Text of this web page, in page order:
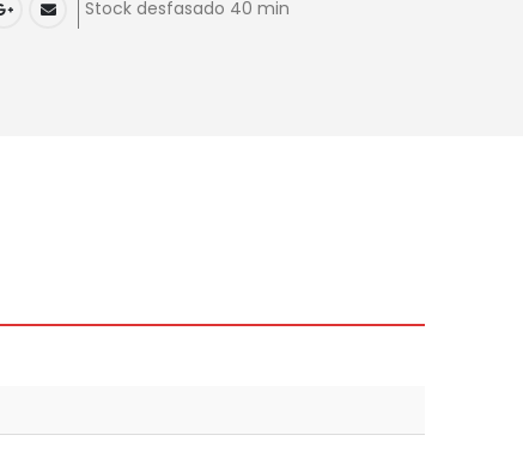
Stock desfasado 40 min